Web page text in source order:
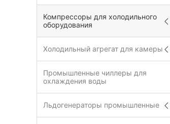
Компрессоры для холодильного
оборудования
Холодильный агрегат для камеры
Промышленные чиллеры для
охлаждения воды
Льдогенераторы промышленные